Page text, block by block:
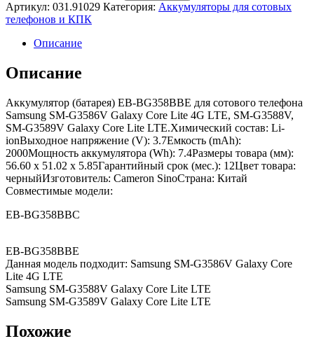
Артикул: 031.91029 Категория: Аккумуляторы для сотовых
телефонов и КПК
Описание
Описание
Аккумулятор (батарея) EB-BG358BBE для сотового телефона
Samsung SM-G3586V Galaxy Core Lite 4G LTE, SM-G3588V,
SM-G3589V Galaxy Core Lite LTE.Химический состав: Li-
ionВыходное напряжение (V): 3.7Емкость (mAh):
2000Мощность аккумулятора (Wh): 7.4Размеры товара (мм):
56.60 x 51.02 x 5.85Гарантийный срок (мес.): 12Цвет товара:
черныйИзготовитель: Cameron SinoСтрана: Китай
Совместимые модели:
EB-BG358BBC
EB-BG358BBE
Данная модель подходит: Samsung SM-G3586V Galaxy Core
Lite 4G LTE
Samsung SM-G3588V Galaxy Core Lite LTE
Samsung SM-G3589V Galaxy Core Lite LTE
Похожие